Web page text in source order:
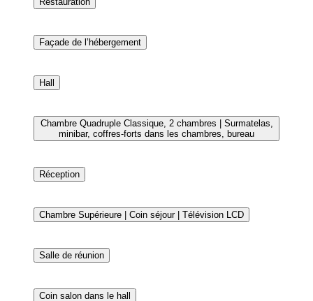
Façade de l’hébergement
Hall
Chambre Quadruple Classique, 2 chambres | Surmatelas,
minibar, coffres-forts dans les chambres, bureau